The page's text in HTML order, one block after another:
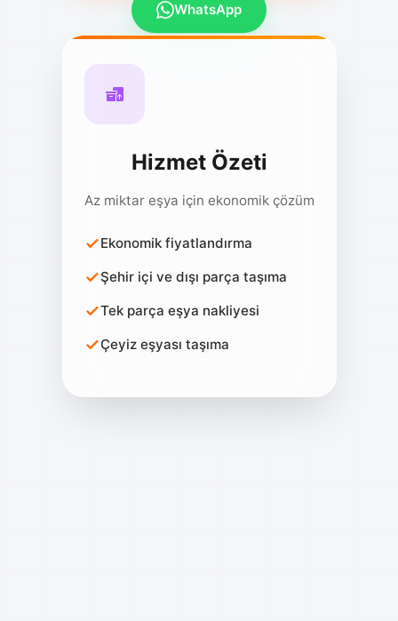
Hizmet Özeti
Az miktar eşya için ekonomik çözüm
Ekonomik fiyatlandırma
Şehir içi ve dışı parça taşıma
Tek parça eşya nakliyesi
Çeyiz eşyası taşıma